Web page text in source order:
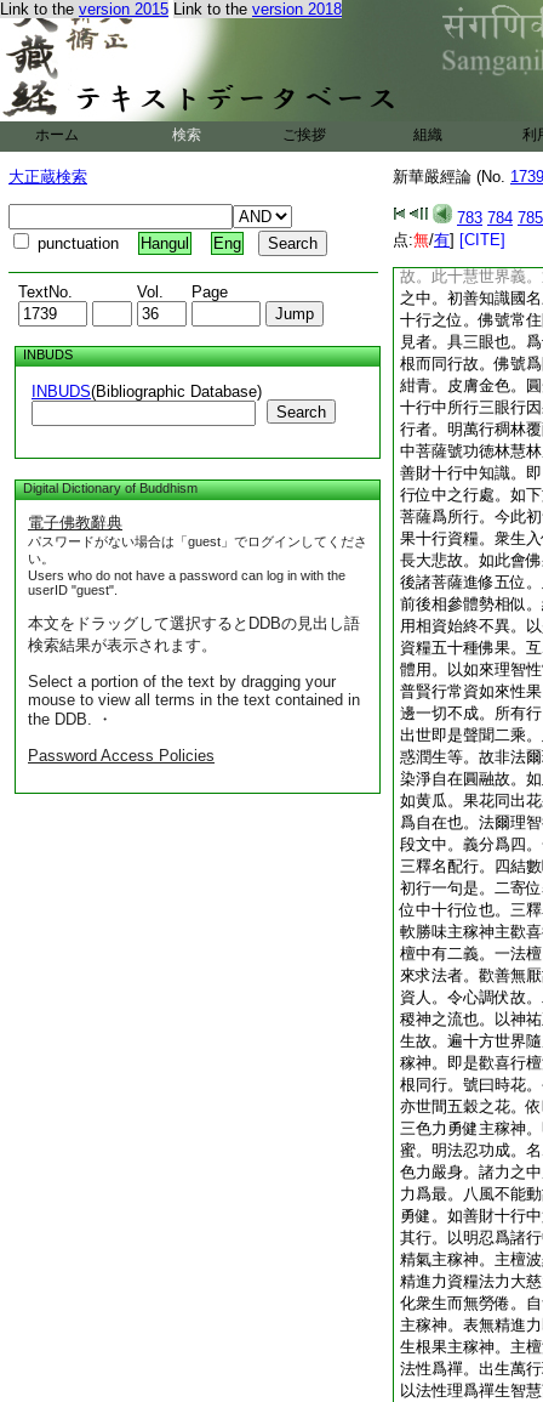
Link to the version 2015 Link to the version 2018
ホーム 検索 ご挨拶 組織 利
大正蔵検索
punctuation Hangul Eng
TextNo. Vol. Page
INBUDS
INBUDS(Bibliographic Database)
Search
Digital Dictionary of Buddhism
電子佛教辭典
パスワードがない場合は「guest」でログインしてくださ
い。
Users who do not have a password can log in with the
userID "guest".
本文をドラッグして選択するとDDBの見出し語
検索結果が表示されます。
Select a portion of the text by dragging your
mouse to view all terms in the text contained in
the DDB. ・
Password Access Policies
新華嚴經論 (No.
783 784 785
点:無/有] [CITE]
遮那根本智。爲起
身。爲佛差別智果
現修之身。即理智
是故神天嘆徳中。
即凡悟即佛故。以
十行初位中歡喜行
三眼。還同十行菩
界寶惠世界等十惠
訶般若。二解脱。
爲三眼故。如世品
三目故爲一切佛法
故。此十慧世界義
之中。初善知識國
十行之位。佛號常
見者。具三眼也。
根而同行故。佛號
紺青。皮膚金色。
十行中所行三眼行
行者。明萬行稠林
中菩薩號功徳林慧
善財十行中知識。
行位中之行處。如
菩薩爲所行。今此
果十行資糧。衆生
長大悲故。如此會
後諸菩薩進修五位
前後相參體勢相似
用相資始終不異。
資糧五十種佛果。
體用。以如來理智
普賢行常資如來性
邊一切不成。所有
出世即是聲聞二乘
惑潤生等。故非法
染淨自在圓融故。
如黄瓜。果花同出
爲自在也。法爾理
段文中。義分爲四
三釋名配行。四結
初行一句是。二寄
位中十行位也。三
軟勝味主稼神主歡
檀中有二義。一法
來求法者。歡善無
資人。令心調伏故
稷神之流也。以神
生故。遍十方世界
稼神。即是歡喜行
根同行。號曰時花
亦世間五穀之花。
三色力勇健主稼神
蜜。明法忍功成。
色力嚴身。諸力之
力爲最。八風不能
勇健。如善財十行
其行。以明忍爲諸
精氣主稼神。主檀
精進力資糧法力大
化衆生而無勞倦。
主稼神。表無精進
生根果主稼神。主
法性爲禪。出生萬
以法性理爲禪生智